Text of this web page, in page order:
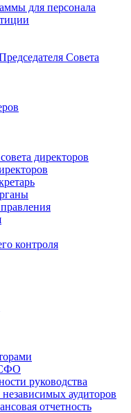
для персонала
Совета
директоров
контроля
руководства
аудиторов
отчетность